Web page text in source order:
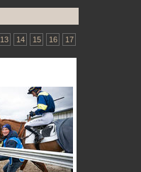
13 14 15 16 17